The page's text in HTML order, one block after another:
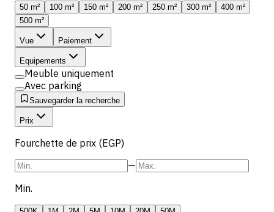
50 m² 100 m² 150 m² 200 m² 250 m² 300 m²
400 m²
500 m²
Vue Paiement
Equipements
Meuble uniquement
Avec parking
Sauvegarder la recherche
Prix
Fourchette de prix (EGP)
—
Min.